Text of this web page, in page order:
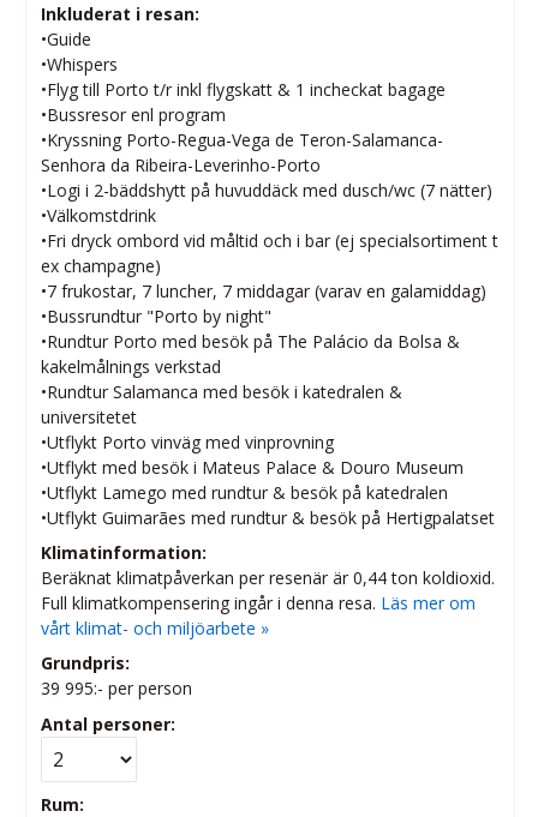
Inkluderat i resan:
•Guide
•Whispers
•Flyg till Porto t/r inkl flygskatt & 1 incheckat bagage
•Bussresor enl program
•Kryssning Porto-Regua-Vega de Teron-Salamanca-
Senhora da Ribeira-Leverinho-Porto
•Logi i 2-bäddshytt på huvuddäck med dusch/wc (7 nätter)
•Välkomstdrink
•Fri dryck ombord vid måltid och i bar (ej specialsortiment t
ex champagne)
•7 frukostar, 7 luncher, 7 middagar (varav en galamiddag)
•Bussrundtur "Porto by night"
•Rundtur Porto med besök på The Palácio da Bolsa &
kakelmålnings verkstad
•Rundtur Salamanca med besök i katedralen &
universitetet
•Utflykt Porto vinväg med vinprovning
•Utflykt med besök i Mateus Palace & Douro Museum
•Utflykt Lamego med rundtur & besök på katedralen
•Utflykt Guimarães med rundtur & besök på Hertigpalatset
Klimatinformation:
Beräknat klimatpåverkan per resenär är 0,44 ton koldioxid.
Full klimatkompensering ingår i denna resa. Läs mer om
vårt klimat- och miljöarbete »
Grundpris:
39 995:- per person
Antal personer:
Rum: